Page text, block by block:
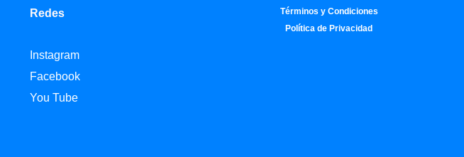
Redes
Instagram
Facebook
You Tube
Términos y Condiciones
Política de Privacidad